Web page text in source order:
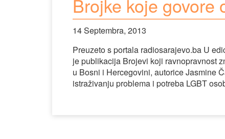
Brojke koje govore
14 Septembra, 2013
Preuzeto s portala radiosarajevo.ba U
je publikacija Brojevi koji ravnopravnost
u Bosni i Hercegovini, autorice Jasmine
istraživanju problema i potreba LGBT